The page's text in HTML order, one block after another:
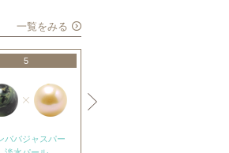
一覧をみる
5
ババジャスパー